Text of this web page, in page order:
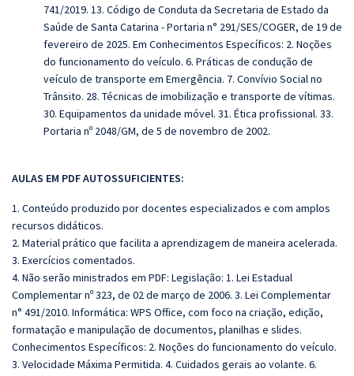
741/2019. 13. Código de Conduta da Secretaria de Estado da
Saúde de Santa Catarina - Portaria n° 291/SES/COGER, de 19 de
fevereiro de 2025. Em Conhecimentos Específicos: 2. Noções
do funcionamento do veículo. 6. Práticas de condução de
veículo de transporte em Emergência. 7. Convívio Social no
Trânsito. 28. Técnicas de imobilização e transporte de vítimas.
30. Equipamentos da unidade móvel. 31. Ética profissional. 33.
Portaria nº 2048/GM, de 5 de novembro de 2002.
AULAS EM PDF AUTOSSUFICIENTES:
1. Conteúdo produzido por docentes especializados e com amplos
recursos didáticos.
2. Material prático que facilita a aprendizagem de maneira acelerada.
3. Exercícios comentados.
4. Não serão ministrados em PDF: Legislação: 1. Lei Estadual
Complementar nº 323, de 02 de março de 2006. 3. Lei Complementar
n° 491/2010. Informática: WPS Office, com foco na criação, edição,
formatação e manipulação de documentos, planilhas e slides.
Conhecimentos Específicos: 2. Noções do funcionamento do veículo.
3. Velocidade Máxima Permitida. 4. Cuidados gerais ao volante. 6.